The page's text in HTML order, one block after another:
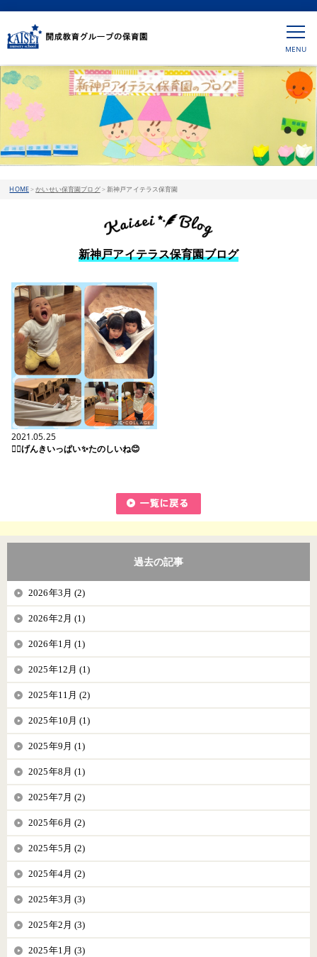
HOME>かいせい保育園ブログ>新神戸アイテラス保育園
新神戸アイテラス保育園ブログ
2021.05.25
✊🏻げんきいっぱい✨たのしいね😊
過去の記事
2026年3月 (2)
2026年2月 (1)
2026年1月 (1)
2025年12月 (1)
2025年11月 (2)
2025年10月 (1)
2025年9月 (1)
2025年8月 (1)
2025年7月 (2)
2025年6月 (2)
2025年5月 (2)
2025年4月 (2)
2025年3月 (3)
2025年2月 (3)
2025年1月 (3)